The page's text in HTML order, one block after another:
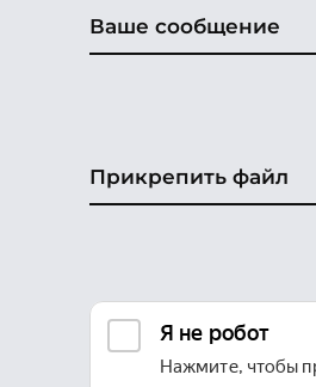
Прикрепить файл